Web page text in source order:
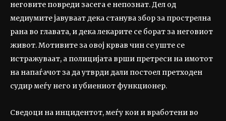
неговите повреди засега е непознат. Дел од
медиумите јавуваат дека станува збор за прострелна
рана во главата, и дека лекарите се борат за неговиот
живот. Мотивите за овој крвав чин се уште се
истражуваат, а полицијата врши претреси на имотот
на напаѓачот за да утврди дали постоел претходен
судир меѓу него и убиениот функционер.
Сведоци на инцидентот, меѓу кои и вработени во